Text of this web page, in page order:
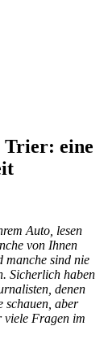
Trier: eine
Auto, lesen
von Ihnen
manche sind nie
Sicherlich haben
denen
schauen, aber
viele Fragen im